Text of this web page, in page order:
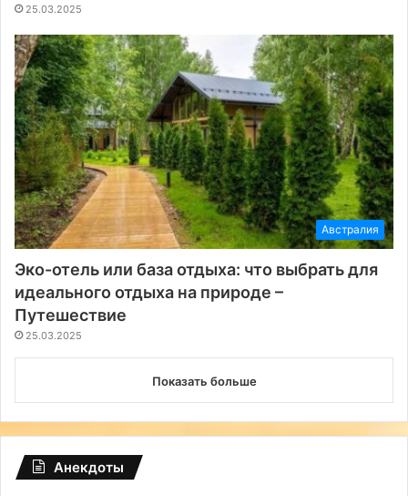
25.03.2025
Австралия
Эко-отель или база отдыха: что выбрать для
идеального отдыха на природе –
Путешествие
25.03.2025
Показать больше
Анекдоты